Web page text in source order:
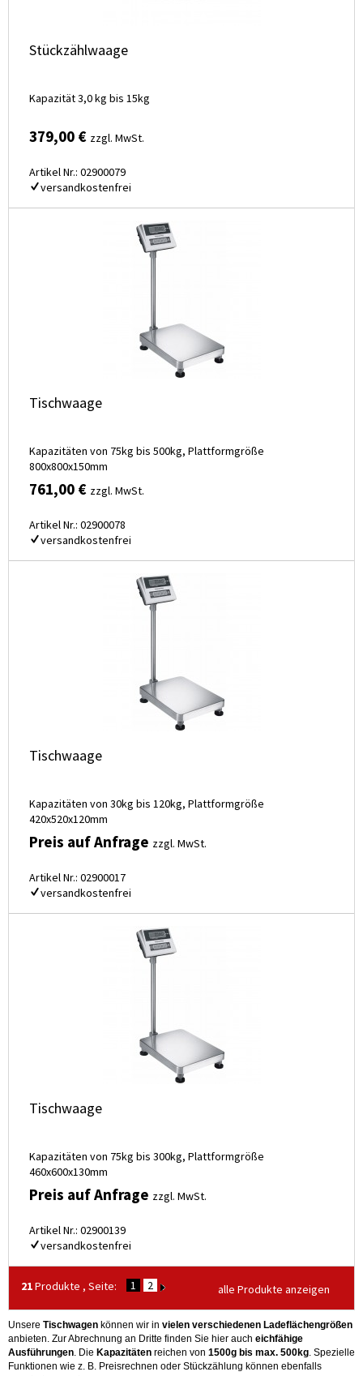
Stückzählwaage
Kapazität 3,0 kg bis 15kg
379,00 € zzgl. MwSt.
Artikel Nr.: 02900079
versandkostenfrei
Tischwaage
Kapazitäten von 75kg bis 500kg, Plattformgröße
800x800x150mm
761,00 € zzgl. MwSt.
Artikel Nr.: 02900078
versandkostenfrei
Tischwaage
Kapazitäten von 30kg bis 120kg, Plattformgröße
420x520x120mm
Preis auf Anfrage zzgl. MwSt.
Artikel Nr.: 02900017
versandkostenfrei
Tischwaage
Kapazitäten von 75kg bis 300kg, Plattformgröße
460x600x130mm
Preis auf Anfrage zzgl. MwSt.
Artikel Nr.: 02900139
versandkostenfrei
21Produkte , Seite: 1 2 alle Produkte anzeigen
Unsere Tischwagen können wir in vielen verschiedenen Ladeflächengrößen
anbieten. Zur Abrechnung an Dritte finden Sie hier auch eichfähige
Ausführungen. Die Kapazitäten reichen von 1500g bis max. 500kg. Spezielle
Funktionen wie z. B. Preisrechnen oder Stückzählung können ebenfalls